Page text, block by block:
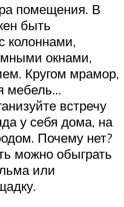
помещения. В
быть
колоннами,
окнами,
Кругом мрамор,
мебель…
встречу
у себя дома, на
Почему нет?
можно обыграть
или